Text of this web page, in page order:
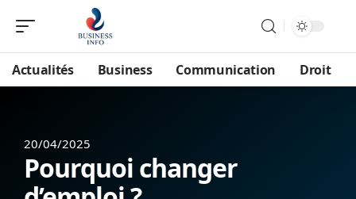
Actualités Business Communication Droit
20/04/2025
Pourquoi changer